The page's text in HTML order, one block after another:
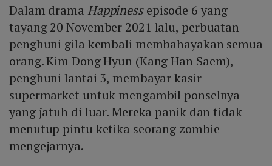
Dalam drama Happinessepisode 6 yang
tayang 20 November 2021 lalu, perbuatan
penghuni gila kembali membahayakan semua
orang. Kim Dong Hyun (Kang Han Saem),
penghuni lantai 3, membayar kasir
supermarket untuk mengambil ponselnya
yang jatuh di luar. Mereka panik dan tidak
menutup pintu ketika seorang zombie
mengejarnya.